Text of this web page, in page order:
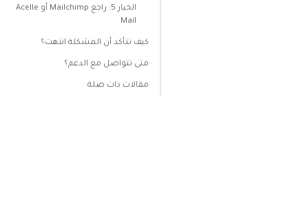
الخيار 5: راجع Mailchimp أو Acelle
Mail
كيف تتأكد أن المشكلة انتهت؟
متى تتواصل مع الدعم؟
مقالات ذات صلة